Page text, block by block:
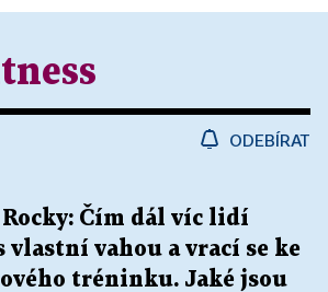
ODEBÍRAT
Čím dál víc lidí
vlastní vahou a vrací se ke
tréninku. Jaké jsou